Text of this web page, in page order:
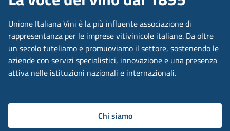
Unione Italiana Vini è la più influente associazione di
rappresentanza per le imprese vitivinicole italiane. Da oltre
un secolo tuteliamo e promuoviamo il settore, sostenendo le
aziende con servizi specialistici, innovazione e una presenza
attiva nelle istituzioni nazionali e internazionali.
Chi siamo